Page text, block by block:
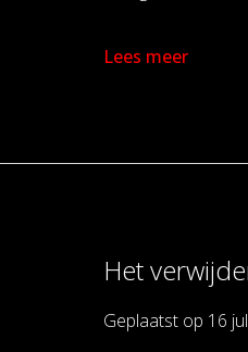
Lees meer
Het
Geplaatst op 16